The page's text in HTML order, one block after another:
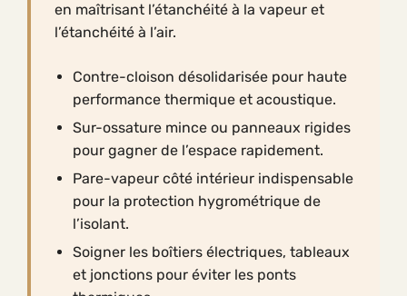
en maîtrisant l’étanchéité à la vapeur et
l’étanchéité à l’air.
Contre-cloison désolidarisée pour haute
performance thermique et acoustique.
Sur-ossature mince ou panneaux rigides
pour gagner de l’espace rapidement.
Pare-vapeur côté intérieur indispensable
pour la protection hygrométrique de
l’isolant.
Soigner les boîtiers électriques, tableaux
et jonctions pour éviter les ponts